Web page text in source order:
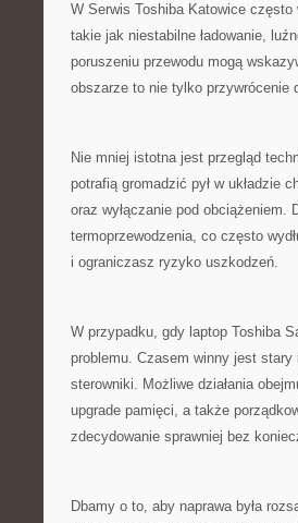
W Serwis Toshiba Katowice
takie jak niestabilne ładowanie,
poruszeniu przewodu mogą
obszarze to nie tylko przywrócenie
Nie mniej istotna jest przegląd
potrafią gromadzić pył w układzie
oraz wyłączanie pod obciążeniem.
termoprzewodzenia, co często
i ograniczasz ryzyko uszkodzeń.
W przypadku, gdy laptop Toshiba
problemu. Czasem winny jest
sterowniki. Możliwe działania
upgrade pamięci, a także
zdecydowanie sprawniej bez
Dbamy o to, aby naprawa była